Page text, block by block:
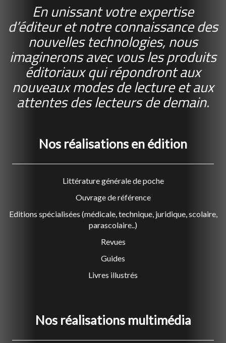
En unissant votre expertise
d’éditeur et notre connaissance des
nouvelles technologies, nous
imaginerons avec vous les produits
éditoriaux qui répondront aux
nouveaux modes de lecture et aux
attentes des lecteurs de demain.
Nos réalisations en édition
Littérature générale de poche
Ouvrage de référence
Editions spécialisées (médicale, technique, juridique, scolaire,
parascolaire..)
Revues
Guides
Livres illustrés
Nos réalisations multimédia